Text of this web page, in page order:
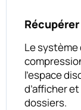
Le système
l’espace
d’afficher
dossiers.